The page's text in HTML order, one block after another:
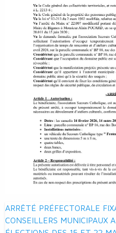
Navigation
de
ARRÊTÉ PRÉFECTORALE
CONSEILLERS MUNICIPAUX